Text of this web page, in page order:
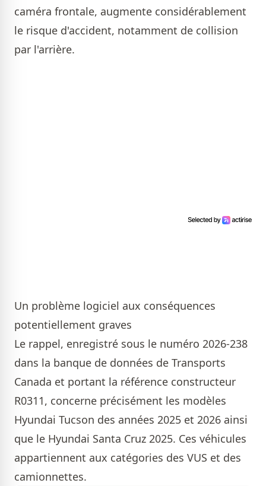
caméra frontale, augmente considérablement
le risque d'accident, notamment de collision
par l'arrière.
Un problème logiciel aux conséquences
potentiellement graves
Le rappel, enregistré sous le numéro 2026-238
dans la banque de données de Transports
Canada et portant la référence constructeur
R0311, concerne précisément les modèles
Hyundai Tucson des années 2025 et 2026 ainsi
que le Hyundai Santa Cruz 2025. Ces véhicules
appartiennent aux catégories des VUS et des
camionnettes.